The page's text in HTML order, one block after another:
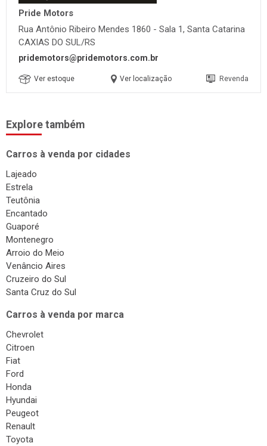
Pride Motors
Rua Antônio Ribeiro Mendes 1860 - Sala 1, Santa Catarina
CAXIAS DO SUL/RS
pridemotors@pridemotors.com.br
Ver estoque Ver localização Revenda
Explore também
Carros à venda por cidades
Lajeado
Estrela
Teutônia
Encantado
Guaporé
Montenegro
Arroio do Meio
Venâncio Aires
Cruzeiro do Sul
Santa Cruz do Sul
Carros à venda por marca
Chevrolet
Citroen
Fiat
Ford
Honda
Hyundai
Peugeot
Renault
Toyota